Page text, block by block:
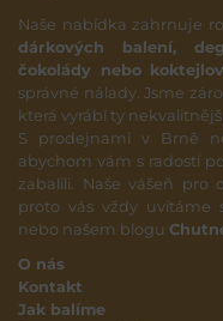
Naše nabídka zahrnuje
dárkových balení,
čokolády nebo
správné nálady. Jsme
která vyrábí ty
S prodejnami v Brně
abychom vám s radostí
zabalili. Naše vášeň pro
proto vás vždy uvítáme
nebo našem blogu
O nás
Kontakt
Jak balíme